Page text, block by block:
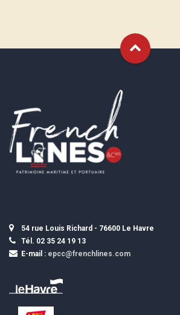
54 rue Louis Richard - 76600 Le Havre
Tél. 02 35 24 19 13
E-mail : epcc@frenchlines.com